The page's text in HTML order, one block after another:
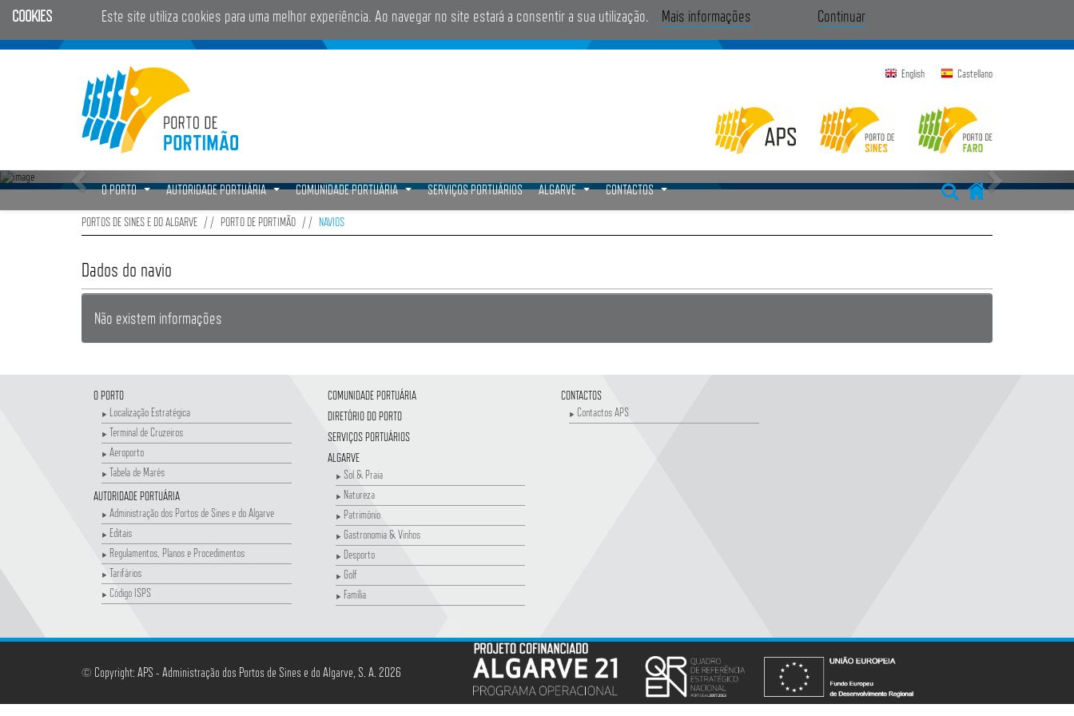
COOKIES Este site utiliza cookies para uma melhor experiência. Ao navegar no site estará a consentir a sua utilização. Mais informações Continuar
English Castellano
O PORTO AUTORIDADE PORTUÁRIA COMUNIDADE PORTUÁRIA SERVIÇOS PORTUÁRIOS ALGARVE CONTACTOS
PORTOS DE SINES E DO ALGARVE PORTO DE PORTIMÃO NAVIOS
Dados do navio
Não existem informações
O PORTO
Localização Estratégica
Terminal de Cruzeiros
Aeroporto
Tabela de Marés
AUTORIDADE PORTUÁRIA
Administração dos Portos de Sines e do Algarve
Editais
Regulamentos, Planos e Procedimentos
Tarifários
Código ISPS
COMUNIDADE PORTUÁRIA
DIRETÓRIO DO PORTO
SERVIÇOS PORTUÁRIOS
ALGARVE
Sol & Praia
Natureza
Património
Gastronomia & Vinhos
Desporto
Golf
Família
CONTACTOS
Contactos APS
© Copyright: APS - Administração dos Portos de Sines e do Algarve, S. A. 2026